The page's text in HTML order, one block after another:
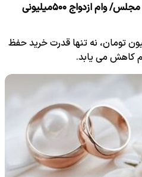
بررسی سقف تسهیلات ازدواج در مجلس/ وام ازدواج ۵۰۰میلیونی
وام ازدواج به ۵۰۰ میلیون تومان، نه تنها قدرت خرید حفظ
کاهش می یابد.